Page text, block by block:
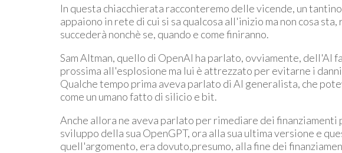
In questa chiacchierata racconteremo delle vicende, un
appaiono in rete di cui si sa qualcosa all'inizio ma non cosa
succederà nonchè se, quando e come finiranno.
Sam Altman, quello di OpenAI ha parlato, ovviamente, dell'AI
prossima all'esplosione ma lui è attrezzato per evitarne i
Qualche tempo prima aveva parlato di AI generalista, che
come un umano fatto di silicio e bit.
Anche allora ne aveva parlato per rimediare dei finanziamenti
sviluppo della sua OpenGPT, ora alla sua ultima versione e
quell'argomento, era dovuto,presumo, alla fine dei